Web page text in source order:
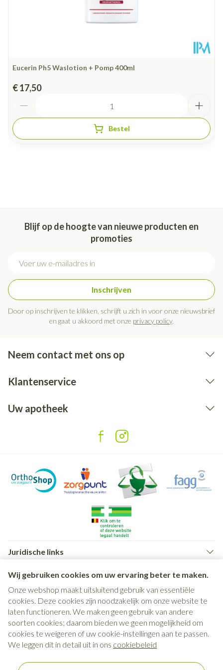
Wij gebruiken cookies om uw ervaring beter te maken.
Onze webshop maakt uitsluitend gebruik van essentiële
cookies. Deze cookies zijn noodzakelijk om onze website te
laten functioneren. We maken geen gebruik van andere
soorten cookies; daarom bieden we geen mogelijkheid om
cookies te weigeren of uw cookie-instellingen aan te passen.
We leggen dit in detail uit in ons cookiebeleid
Eucerin Ph5 Waslotion + Pomp 400ml
€ 17,50
Bestel
Blijf op de hoogte van nieuwe producten en
promoties
Inschrijven
Door op inschrijven te klikken, schrijft u zich in voor onze nieuwsbrief
en gaat u akkoord met onze privacy policy.
Neem contact met ons op
Klantenservice
Uw apotheek
Juridische links